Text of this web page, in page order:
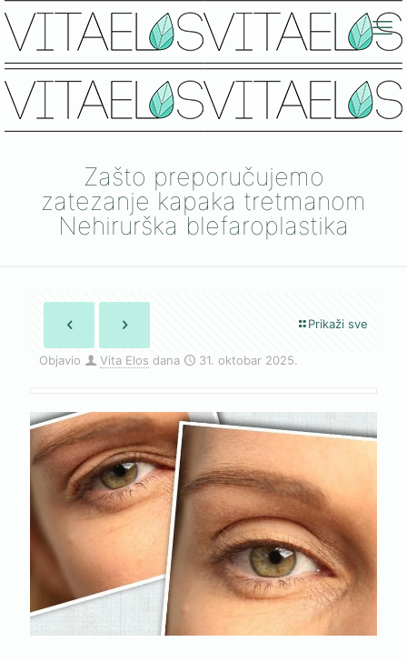
Zašto preporučujemo
zatezanje kapaka tretmanom
Nehirurška blefaroplastika
Prikaži sve
Objavio Vita Elos dana 31. oktobar 2025.